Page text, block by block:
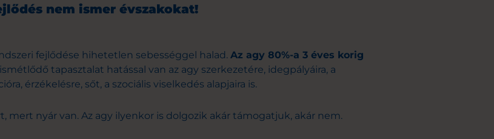
nem ismer évszakokat!
fejlődése hihetetlen sebességgel halad. Az agy 80%-a 3 éves korig
tapasztalat hatással van az agy szerkezetére, idegpályáira, a
érzékelésre, sőt, a szociális viselkedés alapjaira is.
mert nyár van. Az agy ilyenkor is dolgozik akár támogatjuk, akár nem.